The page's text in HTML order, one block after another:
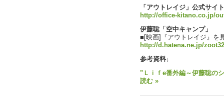
「アウトレイジ」公式サイト
http://office-kitano.co.jp/
伊藤聡「空中キャンプ」
■[映画]『アウトレイジ』を
http://d.hatena.ne.jp/
参考資料↓
"Ｌｉｆe番外編～伊藤聡の
読む »